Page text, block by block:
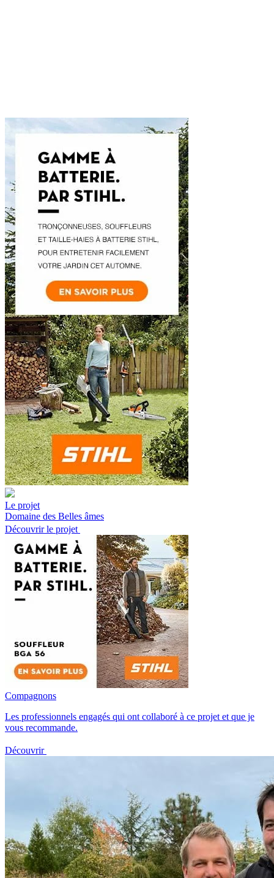
Le projet
Domaine des Belles âmes
Découvrir le projet
Compagnons
Les professionnels engagés qui ont collaboré à ce projet et que je
vous recommande.
Découvrir